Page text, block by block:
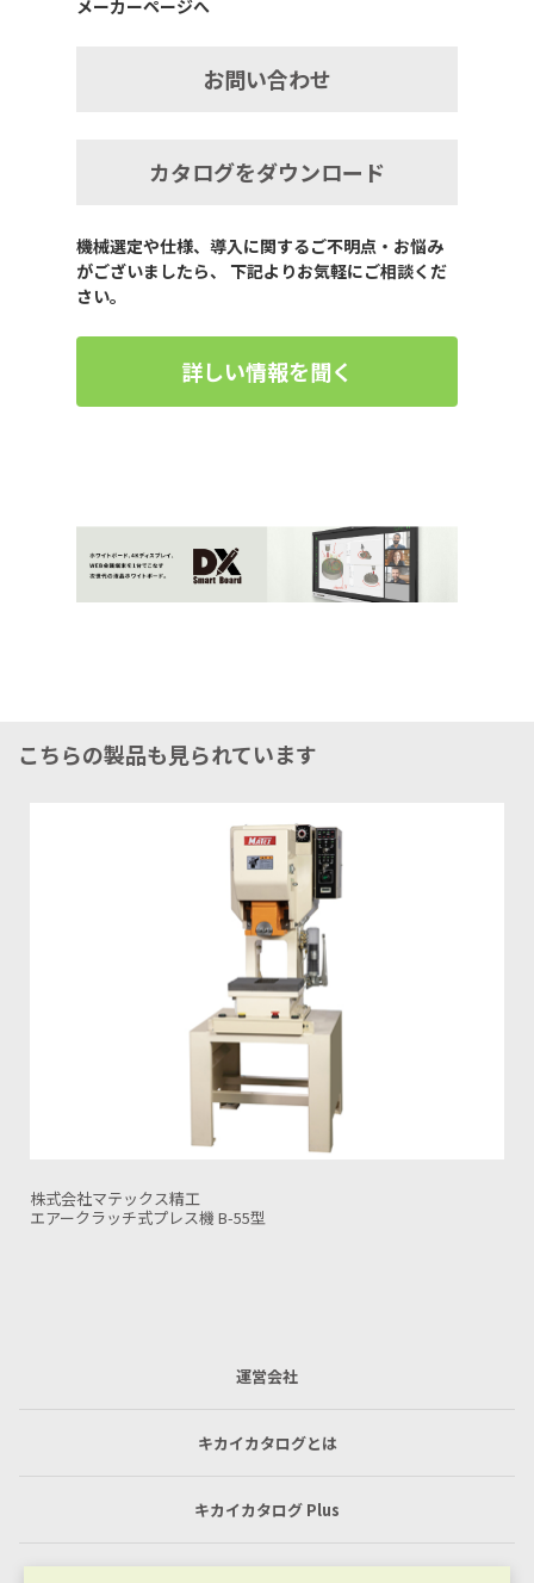
メーカーページへ
お問い合わせ
カタログをダウンロード
機械選定や仕様、導入に関するご不明点・お悩み
がございましたら、 下記よりお気軽にご相談くだ
さい。
詳しい情報を聞く
こちらの製品も見られています
株式会社マテックス精工
エアークラッチ式プレス機 BL-55型（低速仕様）
運営会社
キカイカタログとは
キカイカタログ Plus